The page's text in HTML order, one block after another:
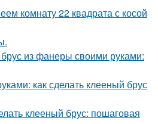
комнату 22 квадрата с косой
из фанеры своими руками:
как сделать клееный брус
клееный брус: пошаговая